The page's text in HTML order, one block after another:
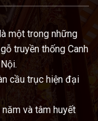
một trong những
truyền thống Canh
cầu trục hiện đại
và tâm huyết